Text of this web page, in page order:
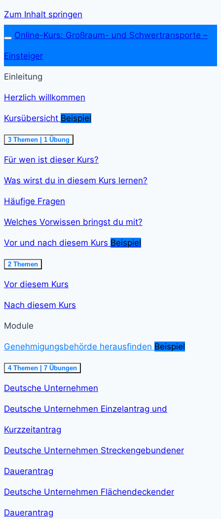
Zum Inhalt springen
Online-Kurs: Großraum- und Schwer­transporte –
Einsteiger
Einleitung
Herzlich willkommen
Kursübersicht Beispiel
Ausklappen
Kursübersicht<span
class="course-
duration">5
</span>
3 Themen 1 Übung
Für wen ist dieser Kurs?
Was wirst du in diesem Kurs lernen?
Häufige Fragen
Welches Vorwissen bringst du mit?
Vor und nach diesem Kurs Beispiel
Ausklappen
Vor
und
diesem
class="course-
step-
min
</span>
2 Themen
Vor diesem Kurs
Nach diesem Kurs
Module
Genehmigungsbehörde herausfinden Beispiel
Einklappen
Genehmigungsbehörde
herausfinden<span
step-
min
</span>
4 Themen 7 Übungen
Deutsche Unternehmen
Deutsche Unternehmen Einzelantrag und
Kurzzeitantrag
Deutsche Unternehmen Streckengebundener
Dauerantrag
Deutsche Unternehmen Flächendeckender
Dauerantrag